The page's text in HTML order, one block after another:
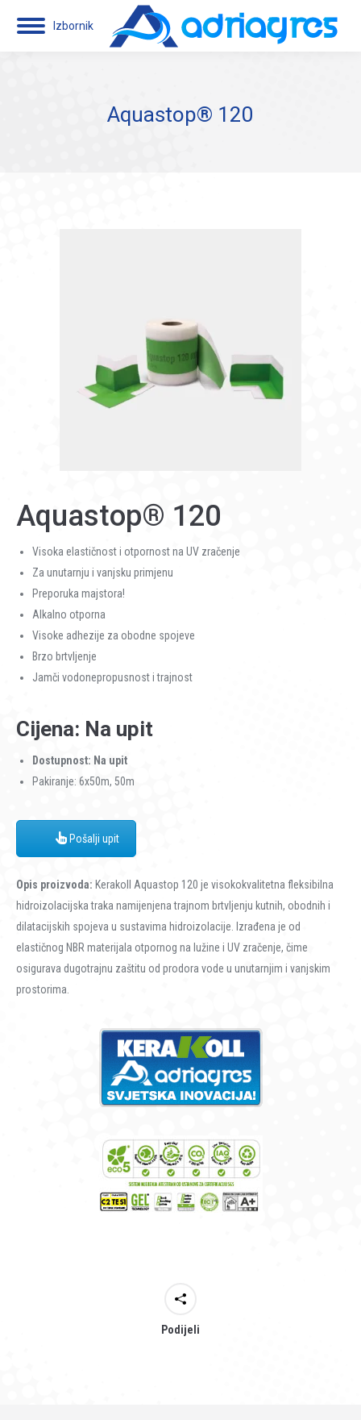
Izbornik
Aquastop® 120
Aquastop® 120
Visoka elastičnost i otpornost na UV zračenje
Za unutarnju i vanjsku primjenu
Preporuka majstora!
Alkalno otporna
Visoke adhezije za obodne spojeve
Brzo brtvljenje
Jamči vodonepropusnost i trajnost
Cijena: Na upit
Dostupnost: Na upit
Pakiranje: 6x50m, 50m
Pošalji upit
Opis proizvoda: Kerakoll Aquastop 120 je visokokvalitetna fleksibilna
hidroizolacijska traka namijenjena trajnom brtvljenju kutnih, obodnih i
dilatacijskih spojeva u sustavima hidroizolacije. Izrađena je od
elastičnog NBR materijala otpornog na lužine i UV zračenje, čime
osigurava dugotrajnu zaštitu od prodora vode u unutarnjim i vanjskim
prostorima.
Podijeli